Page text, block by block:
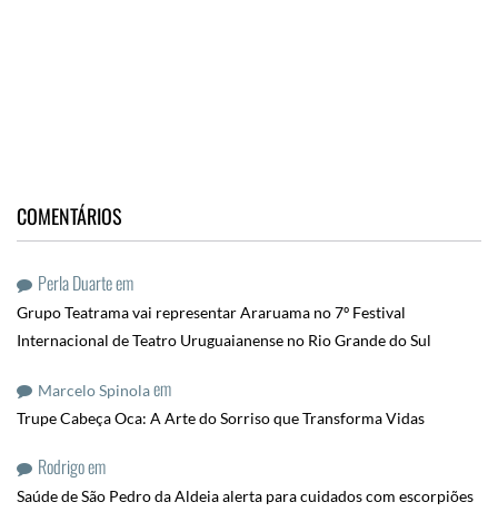
COMENTÁRIOS
Perla Duarteem
Grupo Teatrama vai representar Araruama no 7º Festival
Internacional de Teatro Uruguaianense no Rio Grande do Sul
Marcelo Spinolaem
Trupe Cabeça Oca: A Arte do Sorriso que Transforma Vidas
Rodrigoem
Saúde de São Pedro da Aldeia alerta para cuidados com escorpiões